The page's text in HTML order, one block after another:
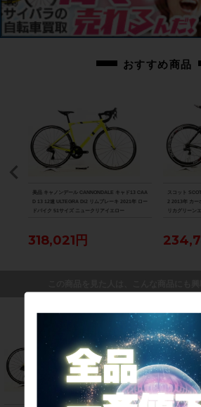
おすすめ商品
美品 キャノンデール CANNONDALE キャド13 CAA
D 13 12速 ULTEGRA Di2 リムブレーキ 2021年 ロー
ドバイク 51サイズ ニュークリアイエロー
318,021円
スコット
2 2013年 カー
リカグリーン